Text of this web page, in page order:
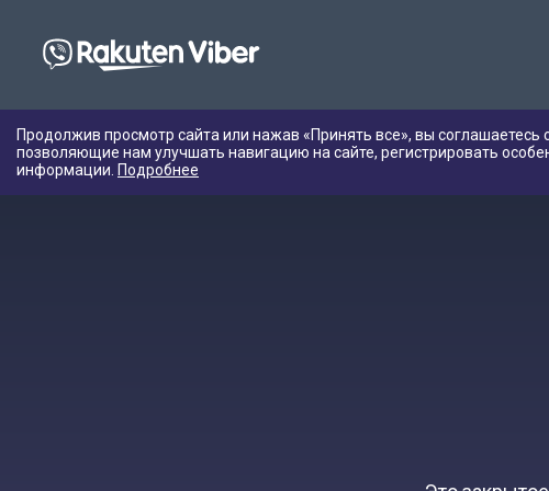
Продолжив просмотр сайта или нажав «Принять все», вы
позволяющие нам улучшать навигацию на сайте, регистрировать
информации. Подробнее